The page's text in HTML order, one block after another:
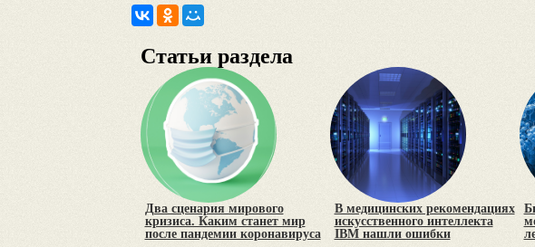
Статьи раздела
Два сценария мирового
кризиса. Каким станет мир
после пандемии коронавируса
В медицинских рекомендациях
искусственного интеллекта
IBM нашли ошибки